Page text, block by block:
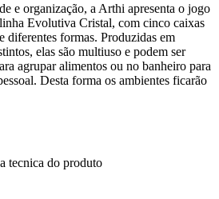
e organização, a Arthi apresenta o jogo
Evolutiva Cristal, com cinco caixas
diferentes formas. Produzidas em
elas são multiuso e podem ser
agrupar alimentos ou no banheiro para
Desta forma os ambientes ficarão
tecnica do produto